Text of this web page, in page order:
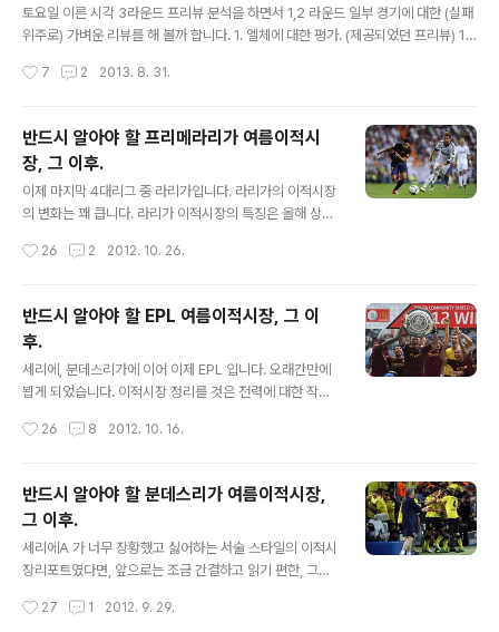
다. 그만큼 어려웠습니다. 처음에는 공인구니 뭐니 하며 다
득점이 나더니 예선 3라운드부터는 저득점 게임이 너무 많
었습니다. 아무튼 너무도 어려웠고, 단기적에서의 예측이
토요일 이른 시각 3라운드 프리뷰 분석을 하면서 1,2 라운드 일부 경기에 대한 (실패
위주로) 가벼운 리뷰를 해 볼까 합니다. 1. 엘체에 대한 평가. (제공되었던 프리뷰) 1R
라는 것이 가장 큰 두려움과 이유라고 할 수 있을 것이다. 어제 가이드에서 언급했듯
와 AT마드리드가 주전선수들의 일부 손실에도 불구하고 전력 보강을 한 것 같은 느
낌이 드는 이적이다. 실제 라요는 이 두개의 이적에 도밍게즈까지 프리에이전시로 올
림피아코스로 이적을 하였다. 영입이라면 바야돌리드의 부에노 정도가 영입이 된 것
이고 전체적으로 자금난 때문인지 Seller 의 ..
7 2 2013. 8. 31.
반드시 알아야 할 프리메라리가 여름이적시
장, 그 이후.
이제 마지막 4대리그 중 라리가입니다. 라리가의 이적시장
의 변화는 꽤 큽니다. 라리가 이적시장의 특징은 올해 상당
을 많이 내 보냈습니다. 영입시장에 비교적 인색했고 임대
와도 무관하지 않다고 보여지며, 빅클럽이 아닌 이상 경쟁
이 쉽지 않음을 보여주기도 합니다. 레알과 바르샤의 양강
구도는 여전할 것이며, AT마드리드가 약간의 흥미를 더해
줄 수 있는 정도입니다. 1. 바르셀로나 : 과르디올라는 떠났
다. 이 팀의 변화는 단 세가지이다. 하나는 과르디올라가 떠
영입, 세번째는 송(아스날)의 영입이다. 그것이 전부다. 누
26 2 2012. 10. 26.
반드시 알아야 할 EPL 여름이적시장, 그 이
후.
세리에, 분데스리가에 이어 이제 EPL 입니다. 오래간만에
뵙게 되었습니다. 이적시장 정리를 것은 전력에 대한 작은
그에 비해 관심을 갖는 분이 많은 것 같아서 주요 선수의 IN
Story 는 조금 빅뉴스라고 볼 수 있는 선수들입니다. 순서
는 알파벳 순입니다. 1. 아스날 : 공격라인 재편에 주력. In
Santi Cazorla (Malaga) Full story Olivier Giroud
(Montpellier) Undisclosed Full story Lukas Podo
lski (Cologne) Undisclosed Full story Out Manue
26 8 2012. 10. 16.
반드시 알아야 할 분데스리가 여름이적시장,
그 이후.
세리에A 가 너무 장황했고 싫어하는 서술 스타일의 이적시
장리포트였다면, 앞으로는 조금 간결하고 읽기 편한, 그리
석이 끝났고 이제 팁으로 적용할 일만 남았습니다. 분데스
27 1 2012. 9. 29.